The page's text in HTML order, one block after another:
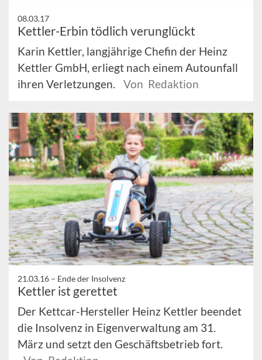
08.03.17
Kettler-Erbin tödlich verunglückt
Karin Kettler, langjährige Chefin der Heinz
Kettler GmbH, erliegt nach einem Autounfall
ihren Verletzungen.
Von Redaktion
21.03.16 – Ende der Insolvenz
Kettler ist gerettet
Der Kettcar-Hersteller Heinz Kettler beendet
die Insolvenz in Eigenverwaltung am 31.
März und setzt den Geschäftsbetrieb fort.